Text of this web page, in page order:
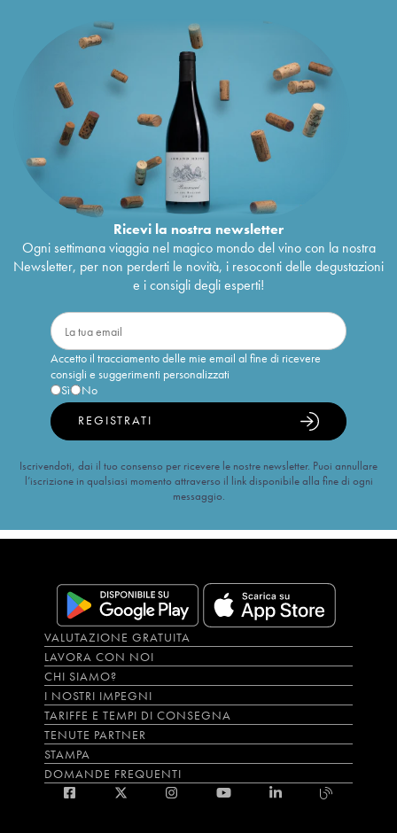
Ricevi la nostra newsletter
Ogni settimana viaggia nel magico mondo del vino con la nostra
Newsletter, per non perderti le novità, i resoconti delle degustazioni
e i consigli degli esperti!
Accetto il tracciamento delle mie email al fine di ricevere
consigli e suggerimenti personalizzati
Sì
No
REGISTRATI
Iscrivendoti, dai il tuo consenso per ricevere le nostre newsletter. Puoi annullare
l’iscrizione in qualsiasi momento attraverso il link disponibile alla fine di ogni
messaggio.
VALUTAZIONE GRATUITA
LAVORA CON NOI
CHI SIAMO?
I NOSTRI IMPEGNI
TARIFFE E TEMPI DI CONSEGNA
TENUTE PARTNER
STAMPA
DOMANDE FREQUENTI